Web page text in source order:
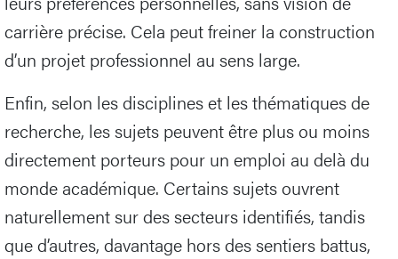
carrière précise. Cela peut freiner la construction
d’un projet professionnel au sens large.
Enfin, selon les disciplines et les thématiques de
recherche, les sujets peuvent être plus ou moins
directement porteurs pour un emploi au delà du
monde académique. Certains sujets ouvrent
naturellement sur des secteurs identifiés, tandis
que d’autres, davantage hors des sentiers battus,